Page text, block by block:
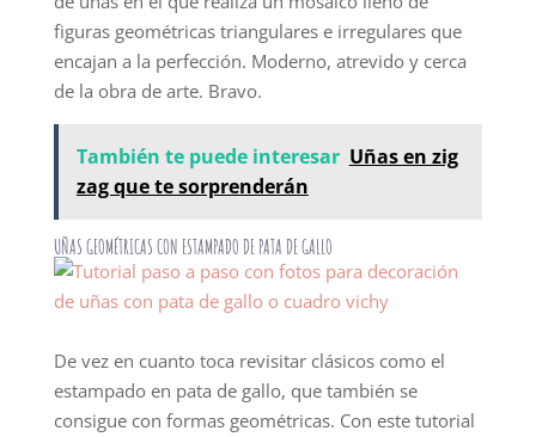
figuras geométricas triangulares e irregulares que
encajan a la perfección. Moderno, atrevido y cerca
de la obra de arte. Bravo.
También te puede interesar Uñas en zig
zag que te sorprenderán
UÑAS GEOMÉTRICAS CON ESTAMPADO DE PATA DE GALLO
De vez en cuanto toca revisitar clásicos como el
estampado en pata de gallo, que también se
consigue con formas geométricas. Con este tutorial